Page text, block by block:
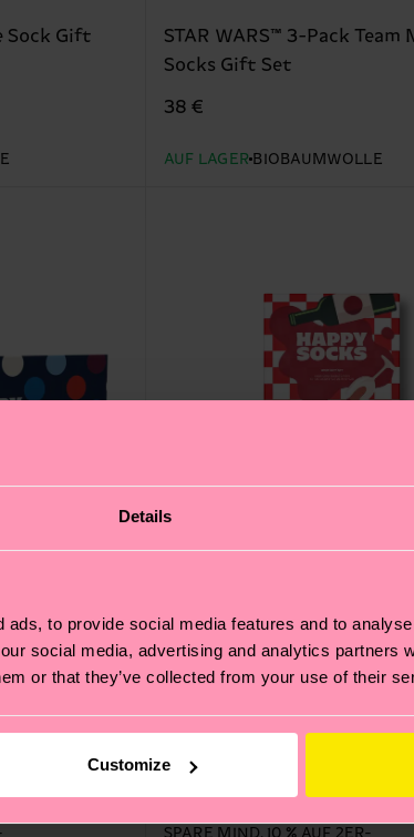
Details
to provide social media features and to
social media, advertising and analytics partners
or that they’ve collected from your use of their
Customize
Sock Gift
STAR WARS™ 3-Pack Team
Socks Gift Set
38 €
AUF LAGER BIOBAUMWOLLE
Set 2-Pack Wine Socks Gift Set